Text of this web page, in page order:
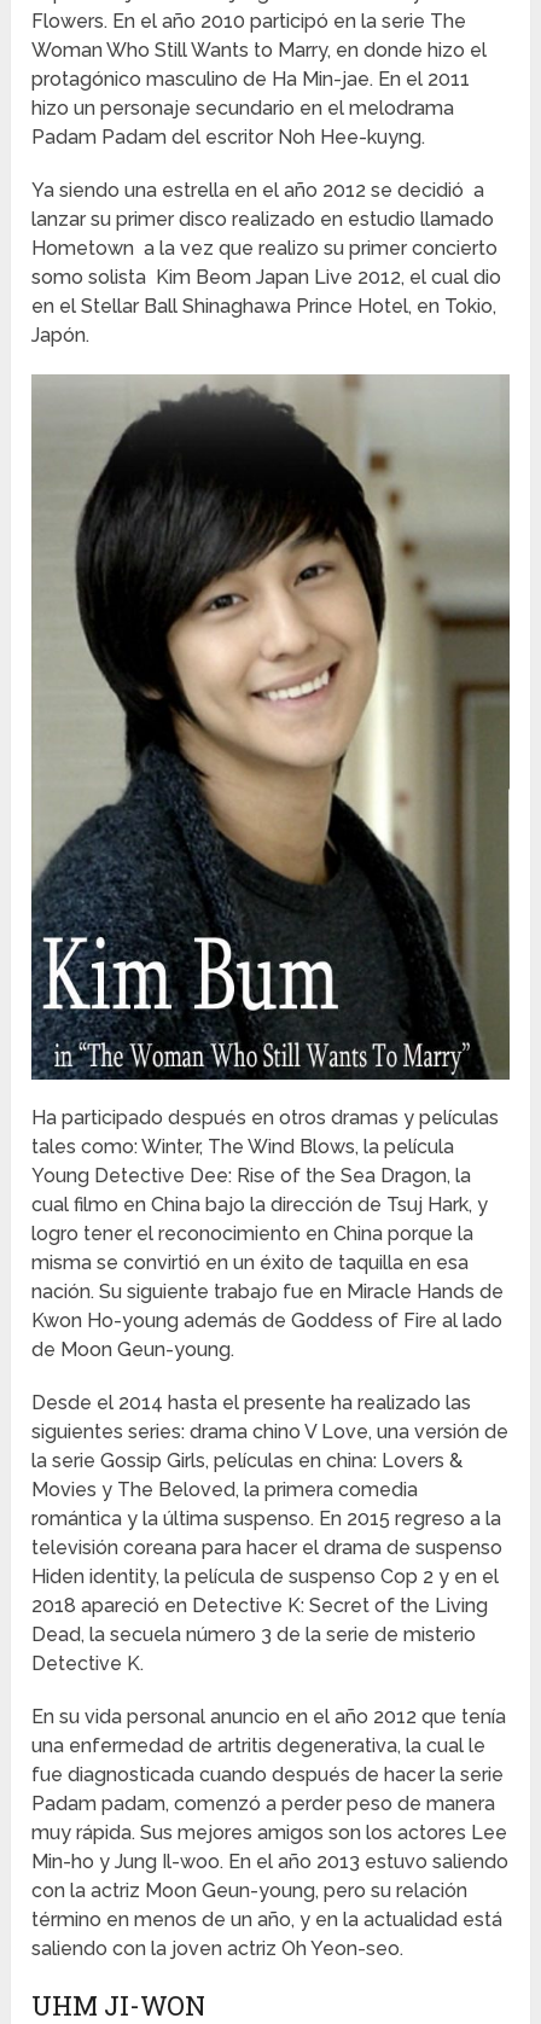
Flowers. En el año 2010 participó en la serie The
Woman Who Still Wants to Marry, en donde hizo el
protagónico masculino de Ha Min-jae. En el 2011
hizo un personaje secundario en el melodrama
Padam Padam del escritor Noh Hee-kuyng.
Ya siendo una estrella en el año 2012 se decidió a
lanzar su primer disco realizado en estudio llamado
Hometown a la vez que realizo su primer concierto
somo solista Kim Beom Japan Live 2012, el cual dio
en el Stellar Ball Shinaghawa Prince Hotel, en Tokio,
Japón.
Ha participado después en otros dramas y películas
tales como: Winter, The Wind Blows, la película
Young Detective Dee: Rise of the Sea Dragon, la
cual filmo en China bajo la dirección de Tsuj Hark, y
logro tener el reconocimiento en China porque la
misma se convirtió en un éxito de taquilla en esa
nación. Su siguiente trabajo fue en Miracle Hands de
Kwon Ho-young además de Goddess of Fire al lado
de Moon Geun-young.
Desde el 2014 hasta el presente ha realizado las
siguientes series: drama chino V Love, una versión de
la serie Gossip Girls, películas en china: Lovers &
Movies y The Beloved, la primera comedia
romántica y la última suspenso. En 2015 regreso a la
televisión coreana para hacer el drama de suspenso
Hiden identity, la película de suspenso Cop 2 y en el
2018 apareció en Detective K: Secret of the Living
Dead, la secuela número 3 de la serie de misterio
Detective K.
En su vida personal anuncio en el año 2012 que tenía
una enfermedad de artritis degenerativa, la cual le
fue diagnosticada cuando después de hacer la serie
Padam padam, comenzó a perder peso de manera
muy rápida. Sus mejores amigos son los actores Lee
Min-ho y Jung Il-woo. En el año 2013 estuvo saliendo
con la actriz Moon Geun-young, pero su relación
término en menos de un año, y en la actualidad está
saliendo con la joven actriz Oh Yeon-seo.
UHM JI-WON